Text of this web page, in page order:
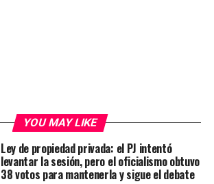
YOU MAY LIKE
Ley de propiedad privada: el PJ intentó
levantar la sesión, pero el oficialismo obtuvo
38 votos para mantenerla y sigue el debate